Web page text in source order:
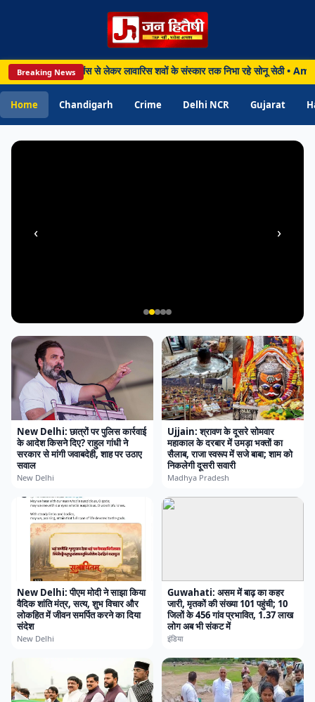
Breaking News
चार फ्री एंबुलेंस से लेकर लावारिस शवों के संस्कार तक निभा रहे सोनू सेठी •
Home Chandigarh Crime Delhi NCR Gujarat
‹ ›
Chandigarh • 10 Aug 2026
Amritsar: रेल टिकट खरीदने में बरतें सावधानी,
फिरोजपुर मंडल की यात्रियों से अपील- केवल
अधिकृत माध्यमों का करें इस्तेमाल
New Delhi: छात्रों पर पुलिस कार्रवाई
के आदेश किसने दिए? राहुल गांधी ने
सरकार से मांगी जवाबदेही, शाह पर उठाए
सवाल
New Delhi
Ujjain: श्रावण के दूसरे सोमवार
महाकाल के दरबार में उमड़ा भक्तों का
सैलाब, राजा स्वरूप में सजे बाबा; शाम को
निकलेगी दूसरी सवारी
Madhya Pradesh
New Delhi: पीएम मोदी ने साझा किया
वैदिक शांति मंत्र, सत्य, शुभ विचार और
लोकहित में जीवन समर्पित करने का दिया
संदेश
New Delhi
Guwahati: असम में बाढ़ का कहर
जारी, मृतकों की संख्या 101 पहुंची; 10
जिलों के 456 गांव प्रभावित, 1.37 लाख
लोग अब भी संकट में
इंडिया